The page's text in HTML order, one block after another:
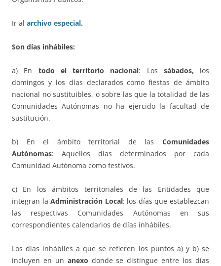
Ir al archivo especial.
Son días inhábiles:
a) En todo el territorio nacional: Los sábados, los
domingos y los días declarados como fiestas de ámbito
nacional no sustituibles, o sobre las que la totalidad de las
Comunidades Autónomas no ha ejercido la facultad de
sustitución.
b) En el ámbito territorial de las Comunidades
Autónomas: Aquellos días determinados por cada
Comunidad Autónoma como festivos.
c) En los ámbitos territoriales de las Entidades que
integran laAdministración Local: los días que establezcan
las respectivas Comunidades Autónomas en sus
correspondientes calendarios de días inhábiles.
Los días inhábiles a que se refieren los puntos a) y b) se
incluyen en un anexo donde se distingue entre los días